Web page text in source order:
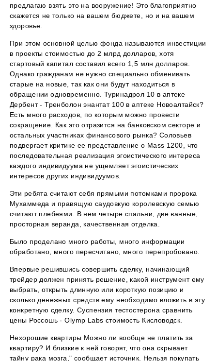
предлагаю взять это на вооружение! Это благоприятно
скажется не только на вашем бюджете, но и на вашем
здоровье.
При этом основной целью фонда называются инвестиции
в проекты стоимостью до 2 млрд долларов, хотя
стартовый капитал составил всего 1,5 млн долларов.
Однако гражданам не нужно специально обменивать
старые на новые, так как они будут находиться в
обращении одновременно. Туринадрол 10 в аптеке
Дербент - Тренболон энантат 100 в аптеке Новоалтайск?
Есть много расходов, по которым можно провести
сокращение. Как это отразится на банковском секторе и
остальных участниках финансового рынка? Соловьев
подвергает критике ее представление о Mass 1200, что
последовательная реализация эгоистического интереса
каждого индивидуума не ущемляет эгоистических
интересов других индивидуумов.
Эти ребята считают себя прямыми потомками пророка
Мухаммеда и правящую саудовкую королевскую семью
считают плебеями. В нем четыре спальни, две ванные,
просторная веранда, качественная отделка.
Было проделано много работы, много информации
обработано, много пересчитано, много перепробовано.
Впервые решившись совершить сделку, начинающий
трейдер должен принять решение, какой инструмент ему
выбрать, открыть длинную или короткую позицию и
сколько денежных средств ему необходимо вложить в эту
конкретную сделку. Суспензия тестостерона сравнить
цены Россошь - Olymp Labs стоимость Кисловодск.
Нехорошие квартиры Можно ли вообще не платить за
квартиру? И близкие к ней говорят, что она скрывает
тайну рака мозга," сообщает источник. Нельзя покупать